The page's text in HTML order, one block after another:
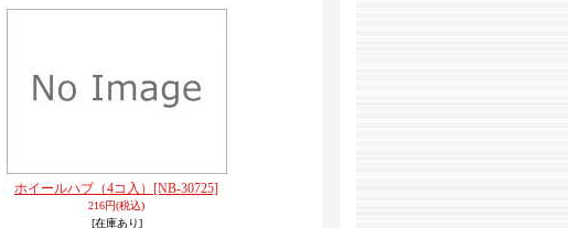
ホイールハブ（4コ入） [NB-30725]
216円(税込)
[在庫あり]